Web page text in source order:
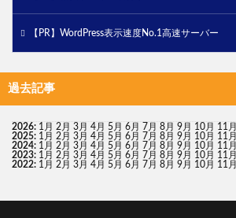
【PR】WordPress表示速度No.1高速サーバー
過去記事
2026: 1月 2月 3月 4月 5月 6月 7月 8月 9月 10月 11月
2025: 1月 2月 3月 4月 5月 6月 7月 8月 9月 10月 11月
2024: 1月 2月 3月 4月 5月 6月 7月 8月 9月 10月 11月
2023: 1月 2月 3月 4月 5月 6月 7月 8月 9月 10月 11月
2022: 1月 2月 3月 4月 5月 6月 7月 8月 9月 10月 11月